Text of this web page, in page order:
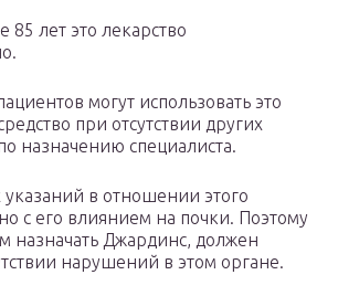
85 лет это лекарство
могут использовать это
при отсутствии других
назначению специалиста.
в отношении этого
с его влиянием на почки. Поэтому
назначать Джардинс, должен
нарушений в этом органе.